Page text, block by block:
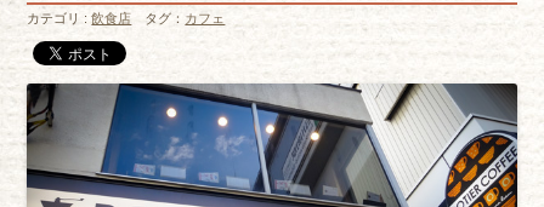
カテゴリ :飲食店 タグ： カフェ